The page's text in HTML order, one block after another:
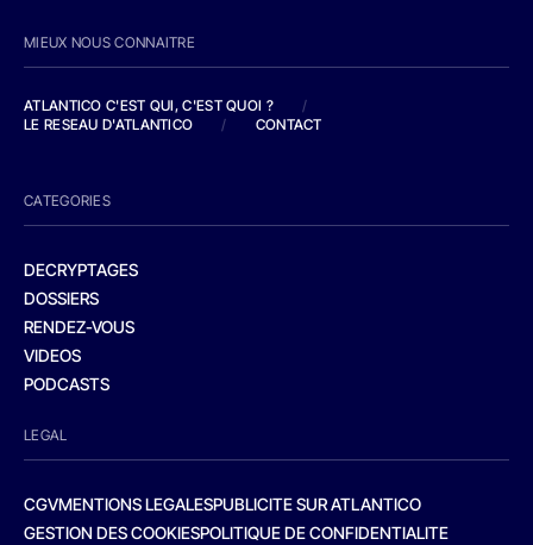
MIEUX NOUS CONNAITRE
ATLANTICO C'EST QUI, C'EST QUOI ?
/
LE RESEAU D'ATLANTICO
/ CONTACT
CATEGORIES
DECRYPTAGES
DOSSIERS
RENDEZ-VOUS
VIDEOS
PODCASTS
LEGAL
CGVMENTIONS LEGALESPUBLICITE SUR ATLANTICO
GESTION DES COOKIESPOLITIQUE DE CONFIDENTIALITE